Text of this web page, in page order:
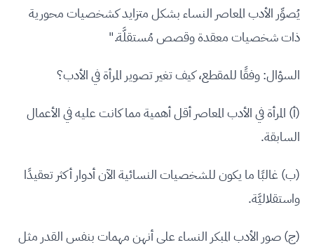
يُصوِّر الأدب المعاصر النساء بشكل متزايد كشخصيات محورية
ذات شخصيات معقدة وقصص مُستقلَّة."
السؤال: وفقًا للمقطع، كيف تغير تصوير المرأة في الأدب؟
(أ) المرأة في الأدب المعاصر أقل أهمية مما كانت عليه في الأعمال
السابقة.
(ب) غالبًا ما يكون للشخصيات النسائية الآن أدوار أكثر تعقيدًا
واستقلاليَّة.
(ج) صور الأدب المبكر النساء على أنهن مهمات بنفس القدر مثل